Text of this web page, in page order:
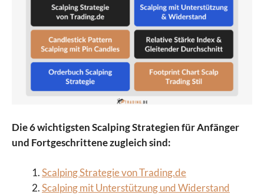
Die 6 wichtigsten Scalping Strategien für Anfänger
und Fortgeschrittene zugleich sind:
Scalping Strategie von Trading.de
Scalping mit Unterstützung und Widerstand